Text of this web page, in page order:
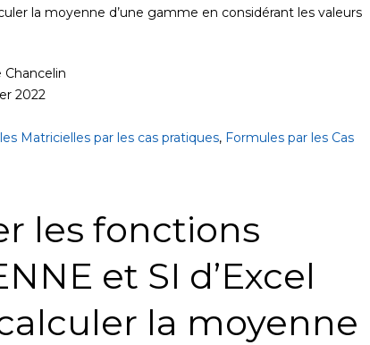
la moyenne d’une gamme en considérant les valeurs
Chancelin
2022
Matricielles par les cas pratiques, Formules par les Cas
les fonctions
et SI d’Excel
la moyenne